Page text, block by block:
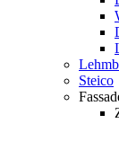
Steico